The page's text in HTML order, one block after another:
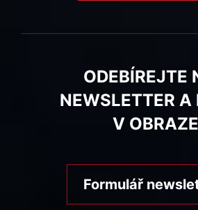
ODEBÍREJTE
NEWSLETTER A
V OBRAZE
Formulář